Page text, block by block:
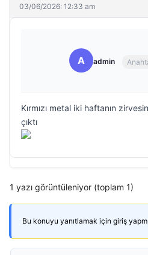
03/06/2026: 12:33 am
A admin
Kırmızı metal iki haftanın
çıktı
1 yazı görüntüleniyor (toplam 1)
Bu konuyu yanıtlamak için giriş